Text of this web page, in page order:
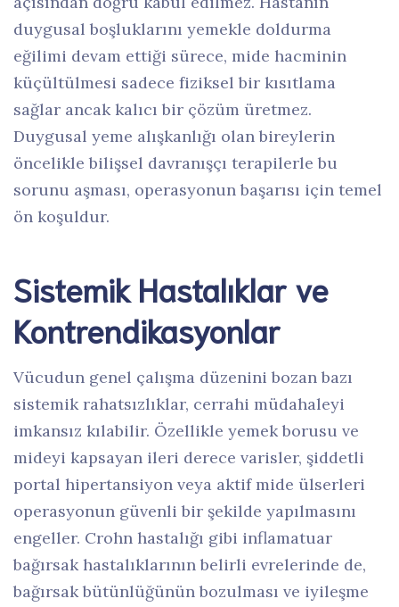
duygusal boşluklarını yemekle doldurma
eğilimi devam ettiği sürece, mide hacminin
küçültülmesi sadece fiziksel bir kısıtlama
sağlar ancak kalıcı bir çözüm üretmez.
Duygusal yeme alışkanlığı olan bireylerin
öncelikle bilişsel davranışçı terapilerle bu
sorunu aşması, operasyonun başarısı için temel
ön koşuldur.
Sistemik Hastalıklar ve
Kontrendikasyonlar
Vücudun genel çalışma düzenini bozan bazı
sistemik rahatsızlıklar, cerrahi müdahaleyi
imkansız kılabilir. Özellikle yemek borusu ve
mideyi kapsayan ileri derece varisler, şiddetli
portal hipertansiyon veya aktif mide ülserleri
operasyonun güvenli bir şekilde yapılmasını
engeller. Crohn hastalığı gibi inflamatuar
bağırsak hastalıklarının belirli evrelerinde de,
bağırsak bütünlüğünün bozulması ve iyileşme